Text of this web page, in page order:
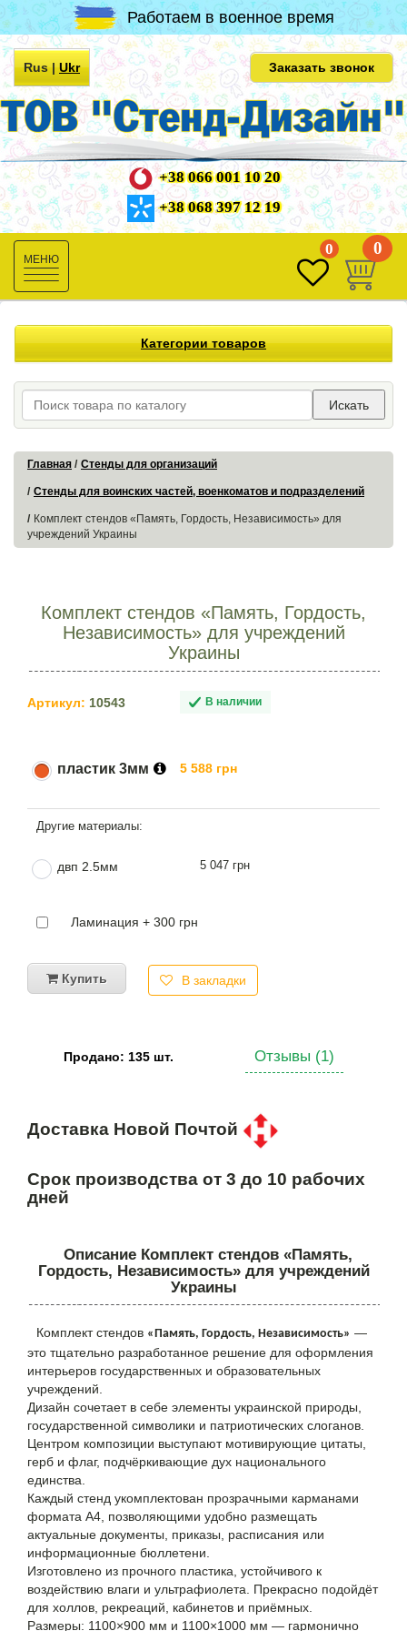
Работаем в военное время
Rus|Ukr Заказать звонок
+38 066 001 10 20
+38 068 397 12 19
Toggle
navigation
0 0
Категории товаров
Искать
Главная Стенды для организаций
Стенды для воинских частей, военкоматов и подразделений
Комплект стендов «Память, Гордость, Независимость» для
учреждений Украины
Комплект стендов «Память, Гордость,
Независимость» для учреждений
Украины
Артикул: 10543 В наличии
пластик 3мм 5 588 грн
двп 2.5мм 5 047 грн
Ламинация + 300 грн
Купить В закладки
Продано: 135 шт. Отзывы (1)
Доставка Новой Почтой
Срок производства от 3 до 10 рабочих
дней
Описание Комплект стендов «Память,
Гордость, Независимость» для учреждений
Украины
Комплект стендов «Память, Гордость, Независимость» —
это тщательно разработанное решение для оформления
интерьеров государственных и образовательных
учреждений.
Дизайн сочетает в себе элементы украинской природы,
государственной символики и патриотических слоганов.
Центром композиции выступают мотивирующие цитаты,
герб и флаг, подчёркивающие дух национального
единства.
Каждый стенд укомплектован прозрачными карманами
формата А4, позволяющими удобно размещать
актуальные документы, приказы, расписания или
информационные бюллетени.
Изготовлено из прочного пластика, устойчивого к
воздействию влаги и ультрафиолета. Прекрасно подойдёт
для холлов, рекреаций, кабинетов и приёмных.
Размеры: 1100×900 мм и 1100×1000 мм — гармонично